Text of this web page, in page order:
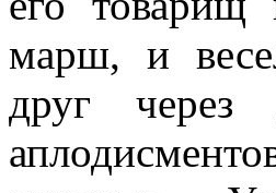
марш, и
друг